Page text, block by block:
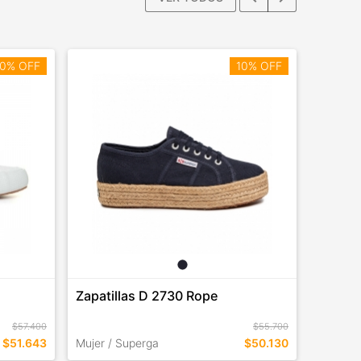
OFF
$51.643
$57.400
10% OFF
Zapatillas D 2730 Rope
Mujer / Superga $50.130
$55.700